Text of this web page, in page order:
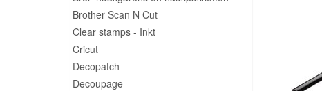
Brother Scan N Cut
Clear stamps - Inkt
Cricut
Decopatch
Decoupage